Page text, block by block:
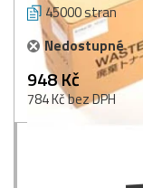
45000 stran
Nedostupné
948 Kč
784 Kč bez DPH